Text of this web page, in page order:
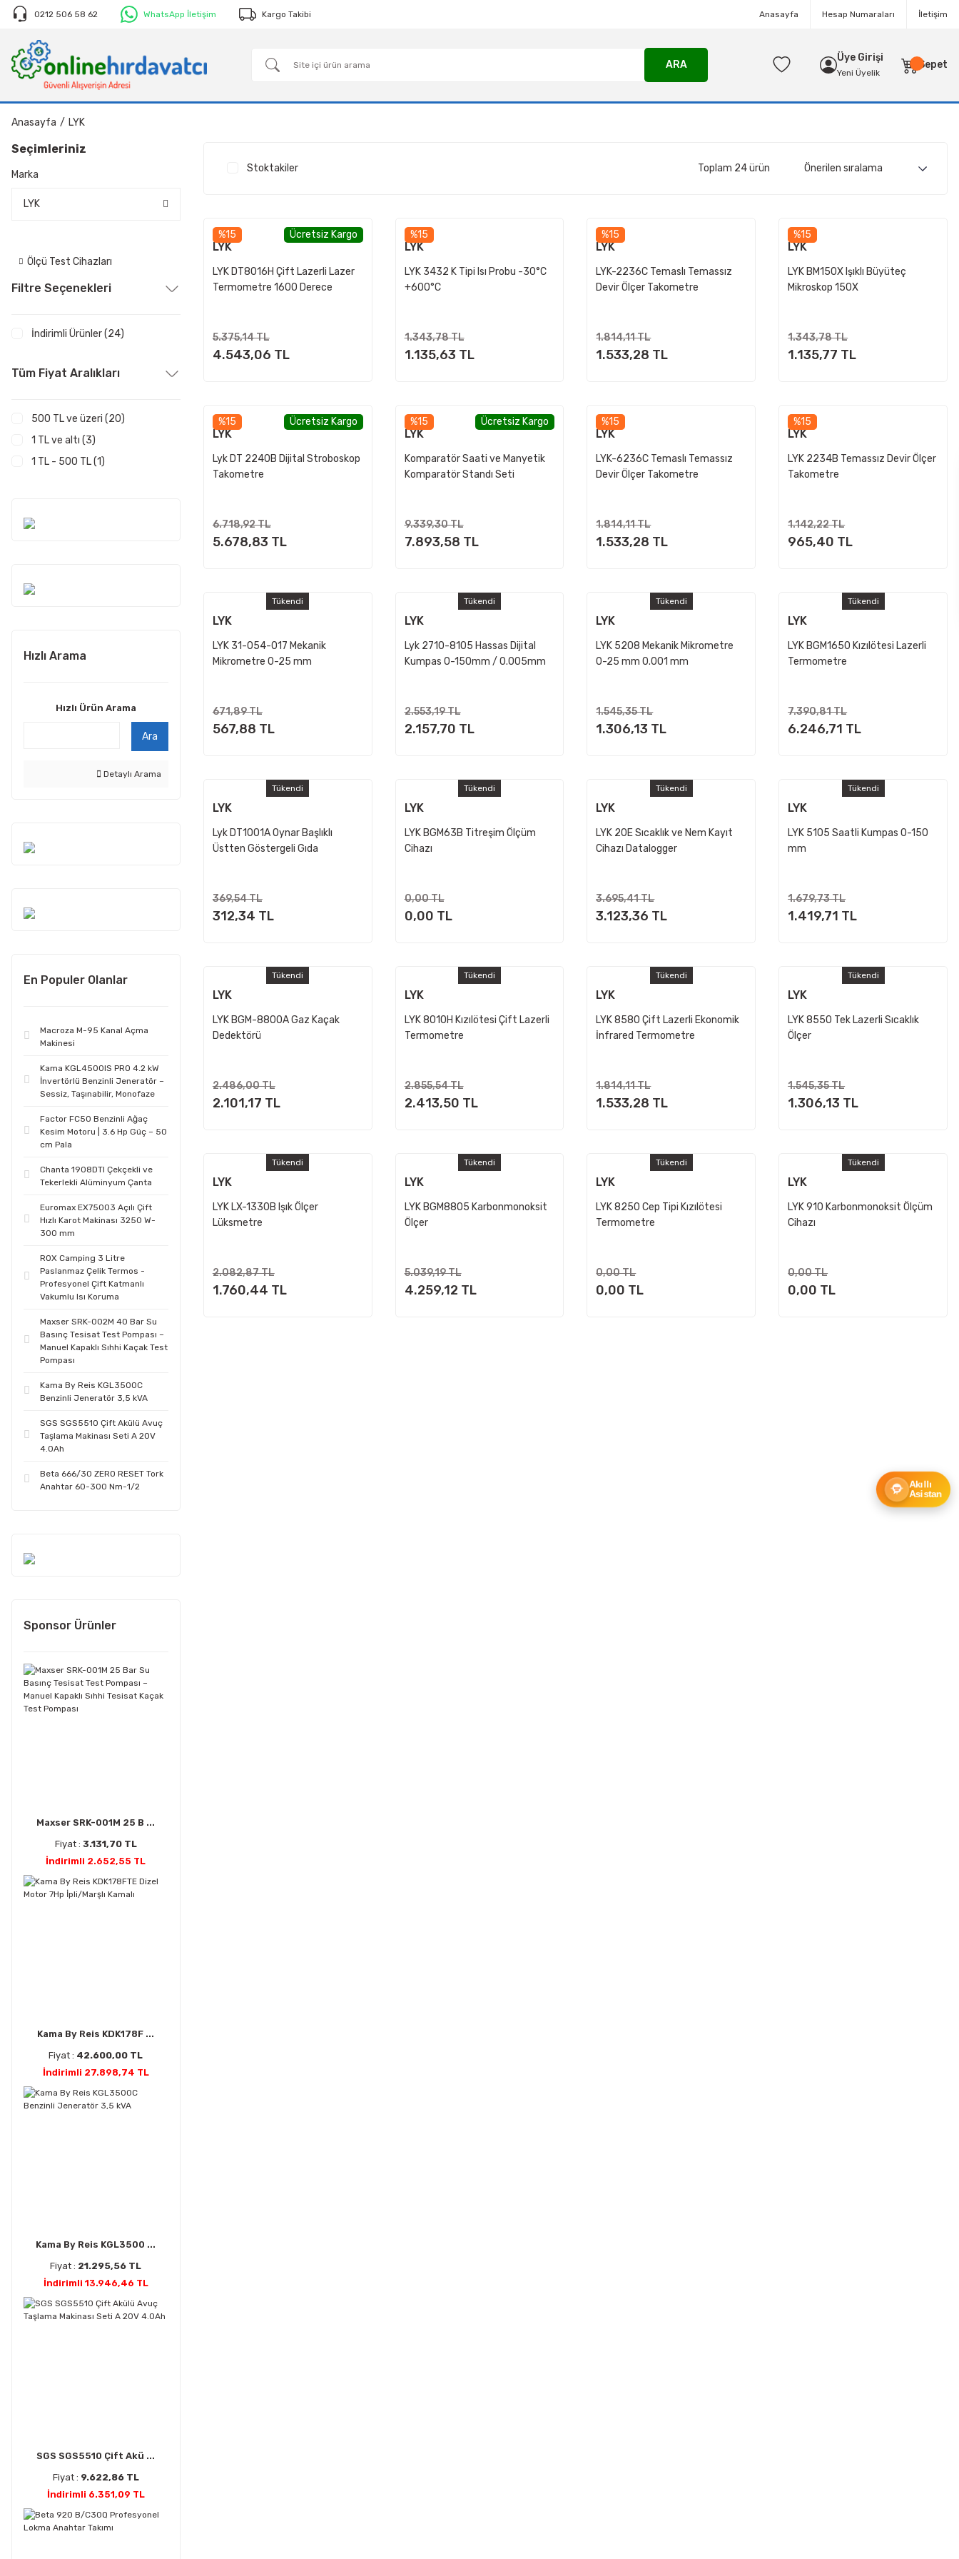
0212 506 58 62 WhatsApp İletişim Kargo Takibi Anasayfa Hesap Numaraları İletişim
ARA
Üye Girişi
Yeni Üyelik
Sepet
Anasayfa LYK
Seçimleriniz
Marka
LYK
Ölçü Test Cihazları
Filtre Seçenekleri
İndirimli Ürünler (24)
Tüm Fiyat Aralıkları
500 TL ve üzeri (20)
1 TL ve altı (3)
1 TL - 500 TL (1)
Hızlı Arama
Hızlı Ürün Arama
Ara
Detaylı Arama
En Populer Olanlar
Macroza M-95 Kanal Açma
Makinesi
Kama KGL4500IS PRO 4.2 kW
İnvertörlü Benzinli Jeneratör –
Sessiz, Taşınabilir, Monofaze
Factor FC50 Benzinli Ağaç
Kesim Motoru | 3.6 Hp Güç – 50
cm Pala
Chanta 1908DTI Çekçekli ve
Tekerlekli Alüminyum Çanta
Euromax EX75003 Açılı Çift
Hızlı Karot Makinası 3250 W-
300 mm
ROX Camping 3 Litre
Paslanmaz Çelik Termos -
Profesyonel Çift Katmanlı
Vakumlu Isı Koruma
Maxser SRK-002M 40 Bar Su
Basınç Tesisat Test Pompası –
Manuel Kapaklı Sıhhi Kaçak Test
Pompası
Kama By Reis KGL3500C
Benzinli Jeneratör 3,5 kVA
SGS SGS5510 Çift Akülü Avuç
Taşlama Makinası Seti A 20V
4.0Ah
Beta 666/30 ZERO RESET Tork
Anahtar 60-300 Nm-1/2
Sponsor Ürünler
Maxser SRK-001M 25 B ...
Fiyat : 3.131,70 TL
İndirimli 2.652,55 TL
Kama By Reis KDK178F ...
Fiyat : 42.600,00 TL
İndirimli 27.898,74 TL
Kama By Reis KGL3500 ...
Fiyat : 21.295,56 TL
İndirimli 13.946,46 TL
SGS SGS5510 Çift Akü ...
Fiyat : 9.622,86 TL
İndirimli 6.351,09 TL
Stoktakiler Toplam 24 ürün
%15 Ücretsiz Kargo
LYK
LYK DT8016H Çift Lazerli Lazer
Termometre 1600 Derece
5.375,14 TL
4.543,06 TL
%15
LYK
LYK 3432 K Tipi Isı Probu -30°C
+600°C
1.343,78 TL
1.135,63 TL
%15
LYK
LYK-2236C Temaslı Temassız
Devir Ölçer Takometre
1.814,11 TL
1.533,28 TL
%15
LYK
LYK BM150X Işıklı Büyüteç
Mikroskop 150X
1.343,78 TL
1.135,77 TL
%15 Ücretsiz Kargo
LYK
Lyk DT 2240B Dijital Stroboskop
Takometre
6.718,92 TL
5.678,83 TL
%15 Ücretsiz Kargo
LYK
Komparatör Saati ve Manyetik
Komparatör Standı Seti
9.339,30 TL
7.893,58 TL
%15
LYK
LYK-6236C Temaslı Temassız
Devir Ölçer Takometre
1.814,11 TL
1.533,28 TL
%15
LYK
LYK 2234B Temassız Devir Ölçer
Takometre
1.142,22 TL
965,40 TL
Tükendi
LYK
LYK 31-054-017 Mekanik
Mikrometre 0-25 mm
671,89 TL
567,88 TL
Tükendi
LYK
Lyk 2710-8105 Hassas Dijital
Kumpas 0-150mm / 0.005mm
2.553,19 TL
2.157,70 TL
Tükendi
LYK
LYK 5208 Mekanik Mikrometre
0-25 mm 0.001 mm
1.545,35 TL
1.306,13 TL
Tükendi
LYK
LYK BGM1650 Kızılötesi Lazerli
Termometre
7.390,81 TL
6.246,71 TL
Tükendi
LYK
Lyk DT1001A Oynar Başlıklı
Üstten Göstergeli Gıda
369,54 TL
312,34 TL
Tükendi
LYK
LYK BGM63B Titreşim Ölçüm
Cihazı
0,00 TL
0,00 TL
Tükendi
LYK
LYK 20E Sıcaklık ve Nem Kayıt
Cihazı Datalogger
3.695,41 TL
3.123,36 TL
Tükendi
LYK
LYK 5105 Saatli Kumpas 0-150
mm
1.679,73 TL
1.419,71 TL
Tükendi
LYK
LYK BGM-8800A Gaz Kaçak
Dedektörü
2.486,00 TL
2.101,17 TL
Tükendi
LYK
LYK 8010H Kızılötesi Çift Lazerli
Termometre
2.855,54 TL
2.413,50 TL
Tükendi
LYK
LYK 8580 Çift Lazerli Ekonomik
İnfrared Termometre
1.814,11 TL
1.533,28 TL
Tükendi
LYK
LYK 8550 Tek Lazerli Sıcaklık
Ölçer
1.545,35 TL
1.306,13 TL
Tükendi
LYK
LYK LX-1330B Işık Ölçer
Lüksmetre
2.082,87 TL
1.760,44 TL
Tükendi
LYK
LYK BGM8805 Karbonmonoksit
Ölçer
5.039,19 TL
4.259,12 TL
Tükendi
LYK
LYK 8250 Cep Tipi Kızılötesi
Termometre
0,00 TL
0,00 TL
Tükendi
LYK
LYK 910 Karbonmonoksit Ölçüm
Cihazı
0,00 TL
0,00 TL
Akıllı
Asistan